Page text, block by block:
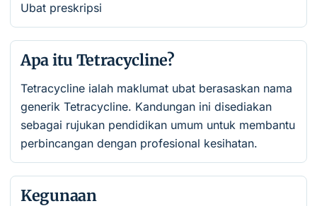
Ubat preskripsi
Apa itu Tetracycline?
Tetracycline ialah maklumat ubat berasaskan nama
generik Tetracycline. Kandungan ini disediakan
sebagai rujukan pendidikan umum untuk membantu
perbincangan dengan profesional kesihatan.
Kegunaan